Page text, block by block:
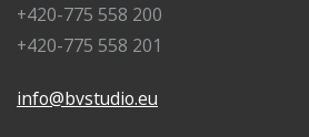
+420-775 558 200
+420-775 558 201
info@bvstudio.eu